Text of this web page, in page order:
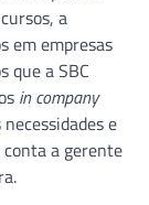
a
em empresas
que a SBC
in company
e
a gerente